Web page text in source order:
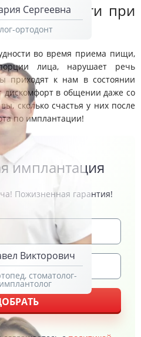
Сергеевна
ортодонт
Викторович
стоматолог-
челюсти при
во время приема пищи,
лица, нарушает речь
приходят к нам в состоянии
в общении даже со
сколько счастья у них после
по имплантации!
имплантация
Пожизненная гарантия!